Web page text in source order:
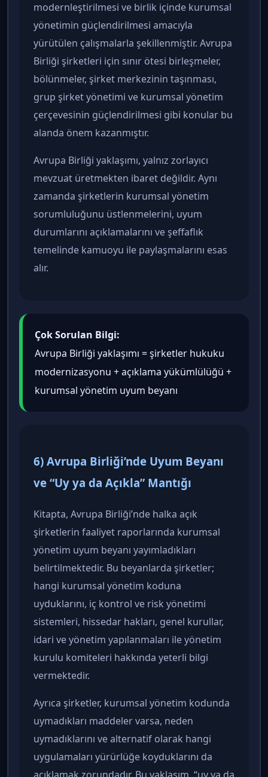
modernleştirilmesi ve birlik içinde kurumsal
yönetimin güçlendirilmesi amacıyla
yürütülen çalışmalarla şekillenmiştir. Avrupa
Birliği şirketleri için sınır ötesi birleşmeler,
bölünmeler, şirket merkezinin taşınması,
grup şirket yönetimi ve kurumsal yönetim
çerçevesinin güçlendirilmesi gibi konular bu
alanda önem kazanmıştır.
Avrupa Birliği yaklaşımı, yalnız zorlayıcı
mevzuat üretmekten ibaret değildir. Aynı
zamanda şirketlerin kurumsal yönetim
sorumluluğunu üstlenmelerini, uyum
durumlarını açıklamalarını ve şeffaflık
temelinde kamuoyu ile paylaşmalarını esas
alır.
Çok Sorulan Bilgi:
Avrupa Birliği yaklaşımı = şirketler hukuku
modernizasyonu + açıklama yükümlülüğü +
kurumsal yönetim uyum beyanı
6) Avrupa Birliği’nde Uyum Beyanı
ve “Uy ya da Açıkla” Mantığı
Kitapta, Avrupa Birliği’nde halka açık
şirketlerin faaliyet raporlarında kurumsal
yönetim uyum beyanı yayımladıkları
belirtilmektedir. Bu beyanlarda şirketler;
hangi kurumsal yönetim koduna
uyduklarını, iç kontrol ve risk yönetimi
sistemleri, hissedar hakları, genel kurullar,
idari ve yönetim yapılanmaları ile yönetim
kurulu komiteleri hakkında yeterli bilgi
vermektedir.
Ayrıca şirketler, kurumsal yönetim kodunda
uymadıkları maddeler varsa, neden
uymadıklarını ve alternatif olarak hangi
uygulamaları yürürlüğe koyduklarını da